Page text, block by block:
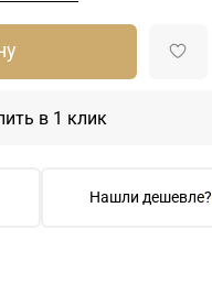
Нашли дешевле?
в 1 клик